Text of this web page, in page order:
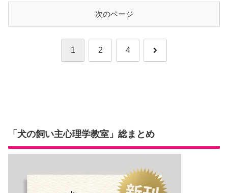
次のページ
1 2 4 次
「犬の飼い主心理学教室」総まとめ